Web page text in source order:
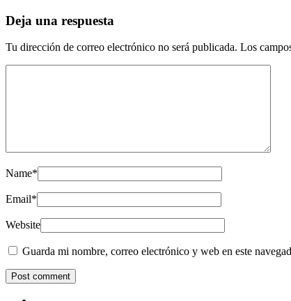
Deja una respuesta
Tu dirección de correo electrónico no será publicada. Los
Name*
Email*
Website
Guarda mi nombre, correo electrónico y web en este